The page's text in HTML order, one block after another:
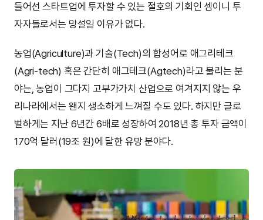
들어선 스타트업에 투자할 수 있는 절호의 기회인 셈이니 투
자자들로서는 망설일 이유가 없다.
농업(Agriculture)과 기술(Tech)의 합성어로 애그리테크
(Agri-tech) 혹은 간단히 애그테크(Agtech)라고 불리는 분
야는, 농업이 그다지 고부가가치 산업으로 여겨지지 않는 우
리나라에서는 왠지 생소하게 느껴질 수도 있다. 하지만 글로
벌하게는 지난 6년간 6배로 성장하여 2018년 총 투자 금액이
170억 달러(19조 원)에 달한 유망 분야다.